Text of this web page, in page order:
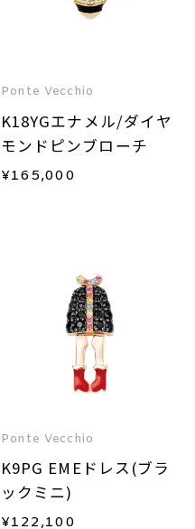
Ponte Vecchio
K18YGエナメル/ダイヤ
モンドピンブローチ
¥165,000
Ponte Vecchio
K9PG EMEドレス(ブラ
ックミニ)
¥122,100